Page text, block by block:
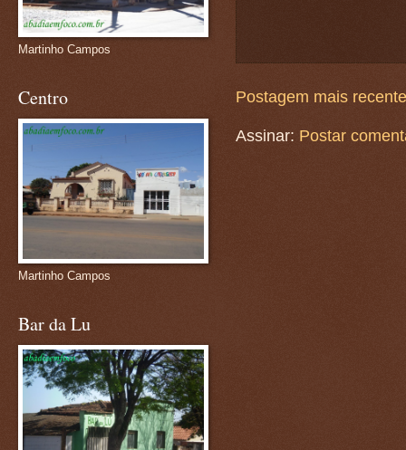
Postagem mais recente
Assinar: Postar
Martinho Campos
Centro
Martinho Campos
Bar da Lu